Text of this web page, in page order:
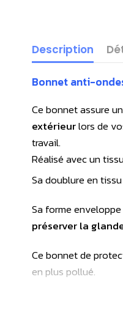
Description
Bonnet anti-
Ce bonnet assure
extérieurlors de
travail.
Réalisé avec un
Sa doublure en
Sa forme
préserver la
Ce bonnet de
en plus pollué.